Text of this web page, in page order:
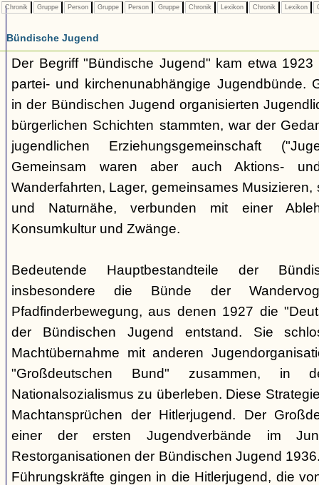
Chronik Gruppe Person Gruppe Person Gruppe Chronik Lexikon Chronik Lexikon
Bündische Jugend
Der Begriff "Bündische Jugend" kam etwa
partei- und kirchenunabhängige Jugendbünde.
in der Bündischen Jugend organisierten
bürgerlichen Schichten stammten, war der
jugendlichen Erziehungsgemeinschaft
Gemeinsam waren aber auch Aktions-
Wanderfahrten, Lager, gemeinsames
und Naturnähe, verbunden mit einer
Konsumkultur und Zwänge.
Bedeutende Hauptbestandteile der
insbesondere die Bünde der
Pfadfinderbewegung, aus denen 1927 die
der Bündischen Jugend entstand. Sie
Machtübernahme mit anderen
"Großdeutschen Bund" zusammen,
Nationalsozialismus zu überleben. Diese
Machtansprüchen der Hitlerjugend. Der
einer der ersten Jugendverbände im
Restorganisationen der Bündischen Jugend
Führungskräfte gingen in die Hitlerjugend, die